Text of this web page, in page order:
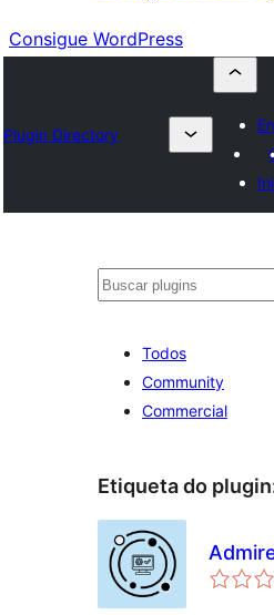
Consigue WordPress
Plugin Directory
Buscar
Todos
Community
Commercial
Etiqueta do